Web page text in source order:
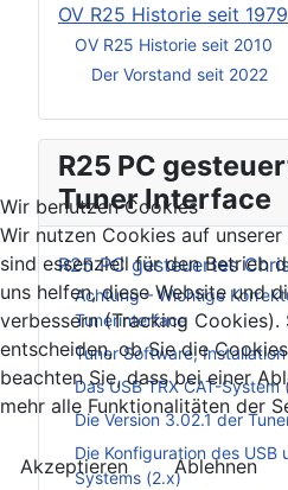
OV R25 Historie seit 1979
OV R25 Historie seit 2010
Der Vorstand seit 2022
R25 PC
Tuner Interface
R25 PC gesteuertes
Achtung – Wichtige
Tunerinterface
Tuner Software,
Das USB TRX CAT-System
Die Version 3.02.1 der
Die Konfiguration des USB
Systems (2.x)
Wir benutzen Cookies
Wir nutzen Cookies auf
sind essenziell für den Betrieb
uns helfen, diese Website und
verbessern (Tracking Cookies).
entscheiden, ob Sie die
beachten Sie, dass bei einer
mehr alle Funktionalitäten der
Akzeptieren
Ablehnen